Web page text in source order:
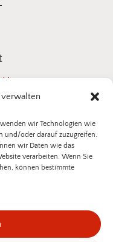
wir Technologien wie
und/oder darauf zuzugreifen.
wir Daten wie das
verarbeiten. Wenn Sie
können bestimmte
10
bestellen.de